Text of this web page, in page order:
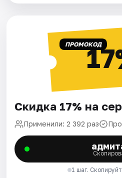
ПРОМОКОД
Скидка 17% на
Применили: 2 392 раз
1 шаг.